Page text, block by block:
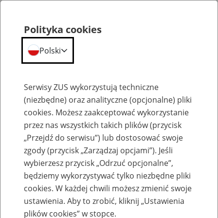
Emerytury
Baza zlikwidowanych lub
przekształconych zakładów pracy
Polityka cookies
Polski
Serwisy ZUS wykorzystują techniczne
(niezbędne) oraz analityczne (opcjonalne) pliki
cookies. Możesz zaakceptować wykorzystanie
przez nas wszystkich takich plików (przycisk
„Przejdź do serwisu”) lub dostosować swoje
zgody (przycisk „Zarządzaj opcjami”). Jeśli
wybierzesz przycisk „Odrzuć opcjonalne”,
będziemy wykorzystywać tylko niezbędne pliki
cookies. W każdej chwili możesz zmienić swoje
ustawienia. Aby to zrobić, kliknij „Ustawienia
plików cookies” w stopce.